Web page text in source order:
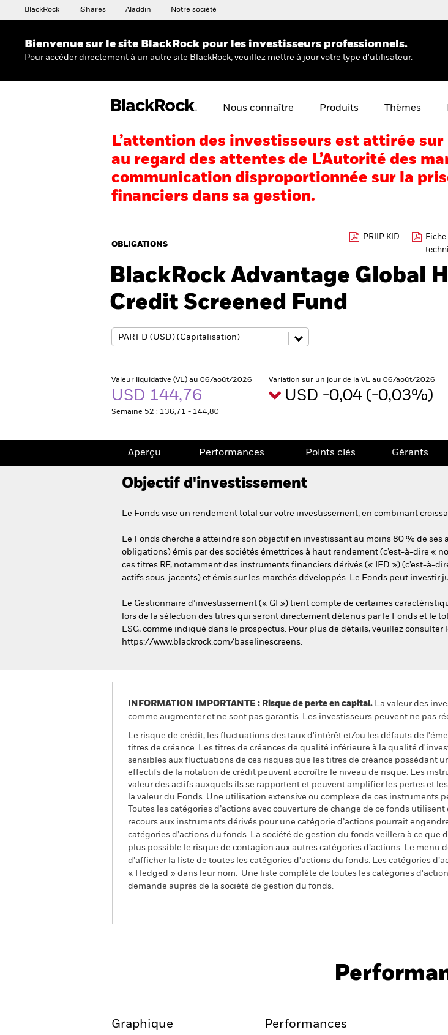
BlackRock iShares Aladdin Notre société
Bienvenue sur le site BlackRock pour les investisseurs professionnels.
Pour accéder directement à un autre site BlackRock, veuillez mettre à jour votre type d'utilisateur.
Nous connaître Produits Thèmes
L’attention des investisseurs est attirée
au regard des attentes de L’Autorité des
communication disproportionnée sur la
financiers dans sa gestion.
OBLIGATIONS
PRIIP KID
Fiche
BlackRock Advantage Global
Credit Screened Fund
Valeur liquidative (VL) au 06/août/2026
USD 144,76
Semaine 52 : 136,71 - 144,80
Variation sur un jour de la VL au 06/août/2026
USD -0,04 (-0,03%)
Aperçu Performances Points clés Gérants
Objectif d'investissement
Le Fonds vise un rendement total sur votre investissement, en combinant
Le Fonds cherche à atteindre son objectif en investissant au moins 80 % de ses
obligations) émis par des sociétés émettrices à haut rendement (c’est-à-dire «
ces titres RF, notamment des instruments financiers dérivés (« IFD ») (c’est-à-
actifs sous-jacents) et émis sur les marchés développés. Le Fonds peut investir
Le Gestionnaire d’investissement (« GI ») tient compte de certaines
lors de la sélection des titres qui seront directement détenus par le Fonds et le
ESG, comme indiqué dans le prospectus. Pour plus de détails, veuillez consulter
https://www.blackrock.com/baselinescreens.
INFORMATION IMPORTANTE : Risque de perte en capital. La valeur des
comme augmenter et ne sont pas garantis. Les investisseurs peuvent ne pas
Le risque de crédit, les fluctuations des taux d'intérêt et/ou les défauts de
titres de créance. Les titres de créances de qualité inférieure à la qualité
sensibles aux fluctuations de ces risques que les titres de créance possédant
effectifs de la notation de crédit peuvent accroître le niveau de risque. Les
valeur des actifs auxquels ils se rapportent et peuvent amplifier les pertes et
la valeur du Fonds. Une utilisation extensive ou complexe de ces instruments
Toutes les catégories d’actions avec couverture de change de ce fonds
recours aux instruments dérivés pour une catégorie d’actions pourrait
catégories d’actions du fonds. La société de gestion du fonds veillera à ce
plus possible le risque de contagion aux autres catégories d’actions. Le
d’afficher la liste de toutes les catégories d’actions du fonds. Les catégories
« Hedged » dans leur nom. Une liste complète de toutes les catégories
demande auprès de la société de gestion du fonds.
Graphique Performances